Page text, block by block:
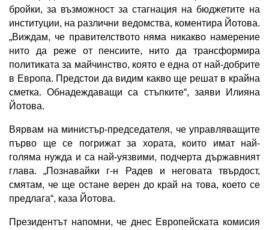
бройки, за възможност за стагнация на бюджетите на
институции, на различни ведомства, коментира Йотова.
„Виждам, че правителството няма никакво намерение
нито да реже от пенсиите, нито да трансформира
политиката за майчинство, която е една от най-добрите
в Европа. Предстои да видим какво ще решат в крайна
сметка. Обнадеждаващи са стъпките“, заяви Илияна
Йотова.
Вярвам на министър-председателя, че управляващите
първо ще се погрижат за хората, които имат най-
голяма нужда и са най-уязвими, подчерта държавният
глава. „Познавайки г-н Радев и неговата твърдост,
смятам, че ще остане верен до край на това, което се
предлага“, каза Йотова.
Президентът напомни, че днес Европейската комисия